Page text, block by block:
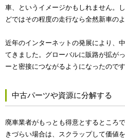
車、というイメージかもしれません。
どではその程度の走行なら全然新車の
近年のインターネットの発展により、
てきました。グローバルに販路が拡が
ーと密接につながるようになったのです
中古パーツや資源に分解する
廃車業者がもっとも得意とするところ
きづらい場合は、スクラップして価値